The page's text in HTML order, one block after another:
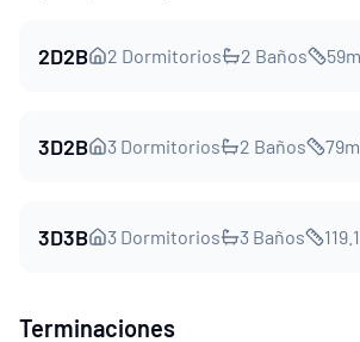
2D2B 2 Dormitorios 2 Baños 59
3D2B 3 Dormitorios 2 Baños 79
3D3B 3 Dormitorios 3 Baños 119.1
Terminaciones